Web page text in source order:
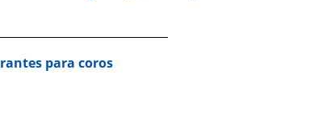
para coros